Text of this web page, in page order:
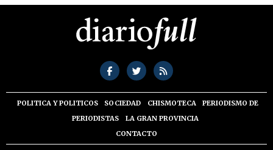
POLITICA Y POLITICOS SOCIEDAD CHISMOTECA
PERIODISMO DE
PERIODISTAS
LA GRAN PROVINCIA
CONTACTO